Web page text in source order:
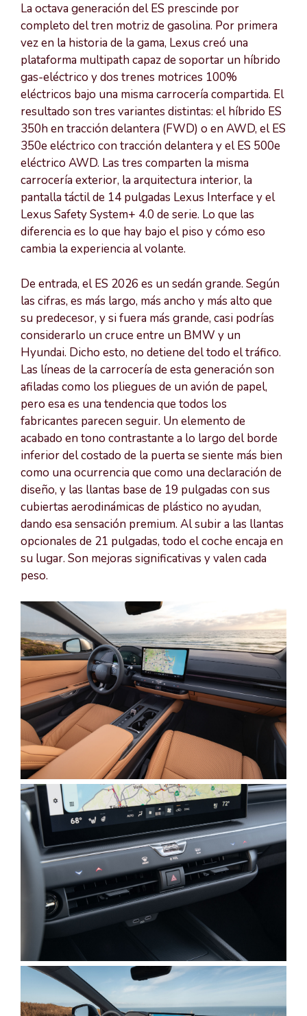
La octava generación del ES prescinde por
completo del tren motriz de gasolina. Por primera
vez en la historia de la gama, Lexus creó una
plataforma multipath capaz de soportar un híbrido
gas-eléctrico y dos trenes motrices 100%
eléctricos bajo una misma carrocería compartida. El
resultado son tres variantes distintas: el híbrido ES
350h en tracción delantera (FWD) o en AWD, el ES
350e eléctrico con tracción delantera y el ES 500e
eléctrico AWD. Las tres comparten la misma
carrocería exterior, la arquitectura interior, la
pantalla táctil de 14 pulgadas Lexus Interface y el
Lexus Safety System+ 4.0 de serie. Lo que las
diferencia es lo que hay bajo el piso y cómo eso
cambia la experiencia al volante.
De entrada, el ES 2026 es un sedán grande. Según
las cifras, es más largo, más ancho y más alto que
su predecesor, y si fuera más grande, casi podrías
considerarlo un cruce entre un BMW y un
Hyundai. Dicho esto, no detiene del todo el tráfico.
Las líneas de la carrocería de esta generación son
afiladas como los pliegues de un avión de papel,
pero esa es una tendencia que todos los
fabricantes parecen seguir. Un elemento de
acabado en tono contrastante a lo largo del borde
inferior del costado de la puerta se siente más bien
como una ocurrencia que como una declaración de
diseño, y las llantas base de 19 pulgadas con sus
cubiertas aerodinámicas de plástico no ayudan,
dando esa sensación premium. Al subir a las llantas
opcionales de 21 pulgadas, todo el coche encaja en
su lugar. Son mejoras significativas y valen cada
peso.